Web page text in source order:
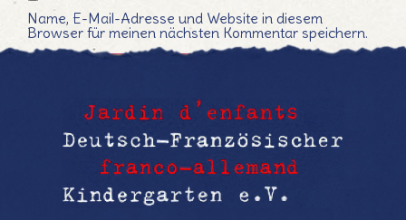
Name, E-Mail-Adresse und Website in diesem
Browser für meinen nächsten Kommentar speichern.